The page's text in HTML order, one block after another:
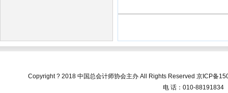
Copyright ? 2018 中国总会计师协会主办 All Rights Reserved京ICP备
电 话：010-88191834